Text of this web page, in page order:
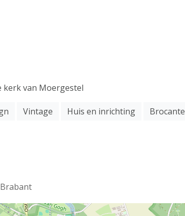
kerk van Moergestel
Vintage Huis en inrichting Brocante